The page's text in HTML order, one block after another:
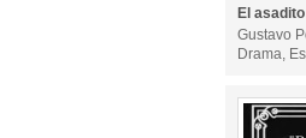
El asadito
Gustavo
Drama,